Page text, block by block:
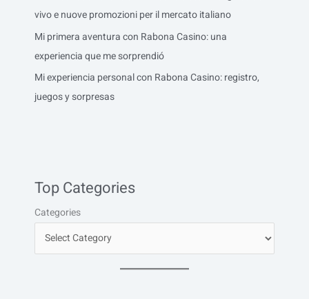
vivo e nuove promozioni per il mercato italiano
Mi primera aventura con Rabona Casino: una
experiencia que me sorprendió
Mi experiencia personal con Rabona Casino: registro,
juegos y sorpresas
Top Categories
Categories